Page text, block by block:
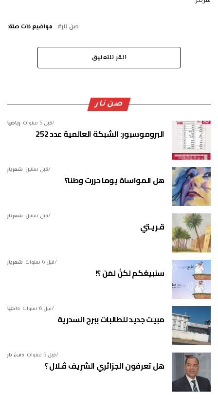
مواضيع ذات صلة: صن نار
انقر للتعليق
صن نار
رياضيا قبل 5 سنوات
البروموسبور: الشبكة العالمية عدد 252
شعريار قبل سنتين
هل المواساة يوما حررت وطنا؟
شعريار قبل سنتين
قـريـتي
شعريار قبل 6 سنوات
سنبيعُكم لكنْ لمَن ؟!
داخليا قبل 6 سنوات
مبيت جديد للطالبات ببرج السدرية
دفءُ نار قبل 5 سنوات
هل تعرفون الجزائري الشريف ڤـلال ؟